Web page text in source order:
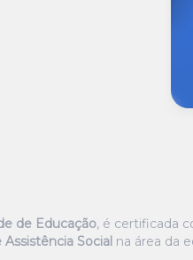
de Educação, é certificada
Social na área da